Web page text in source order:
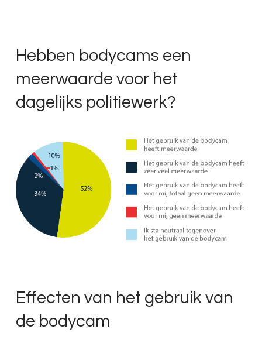
Hebben bodycams een
meerwaarde voor het
dagelijks politiewerk?
Effecten van het gebruik van
de bodycam